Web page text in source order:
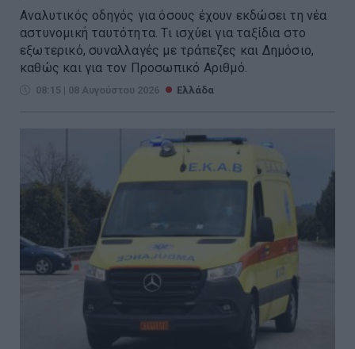
Αναλυτικός οδηγός για όσους έχουν εκδώσει τη νέα
αστυνομική ταυτότητα. Τι ισχύει για ταξίδια στο
εξωτερικό, συναλλαγές με τράπεζες και Δημόσιο,
καθώς και για τον Προσωπικό Αριθμό.
08:15 | 08 Αυγούστου 2026 Ελλάδα